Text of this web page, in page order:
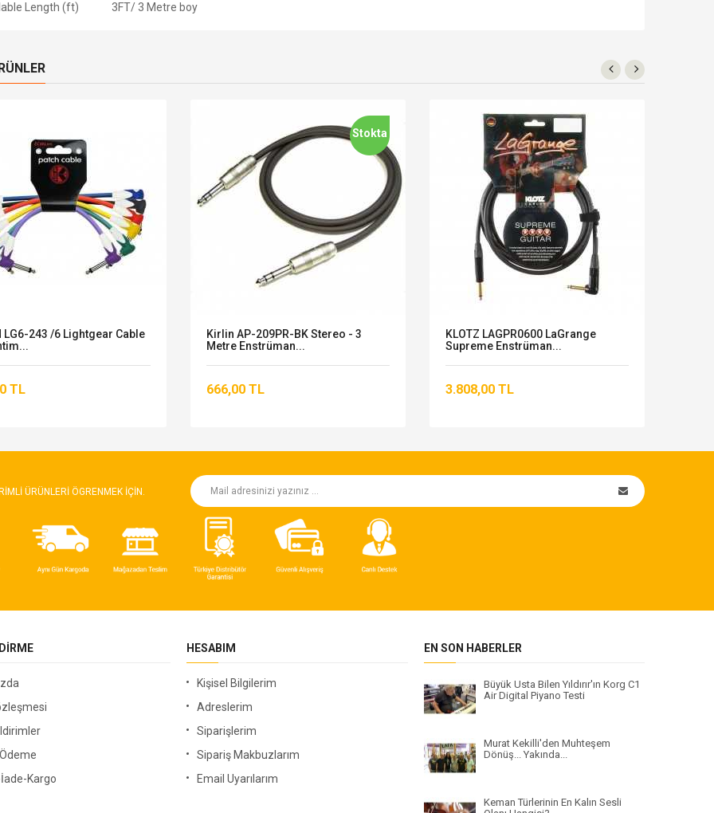
Length (ft)
3FT/ 3 Metre boy
LG6-243 /6 Lightgear Cable
TL
Stokta
Kirlin AP-209PR-BK Stereo - 3
Metre Enstrüman...
666,00 TL
KLOTZ LAGPR0600 LaGrange
Supreme Enstrüman...
3.808,00 TL
ÜRÜNLERI ÖGRENMEK IÇIN.
Kargo
HESABIM
Kişisel Bilgilerim
Adreslerim
Siparişlerim
Sipariş Makbuzlarım
Email Uyarılarım
EN SON HABERLER
Büyük Usta Bilen Yıldırır'ın Korg C1
Air Digital Piyano Testi
Murat Kekilli'den Muhteşem
Dönüş... Yakında...
Keman Türlerinin En Kalın Sesli